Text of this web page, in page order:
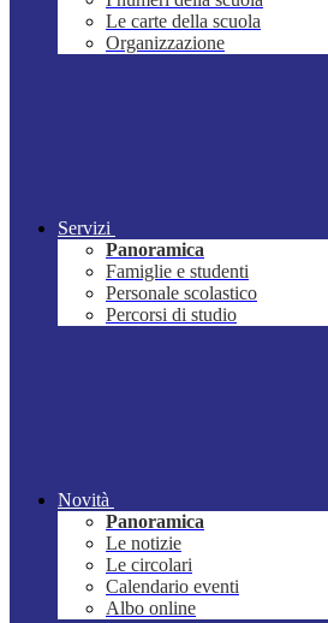
Le carte della scuola
Organizzazione
Servizi
Panoramica
Famiglie e studenti
Personale scolastico
Percorsi di studio
Novità
Panoramica
Le notizie
Le circolari
Calendario eventi
Albo online